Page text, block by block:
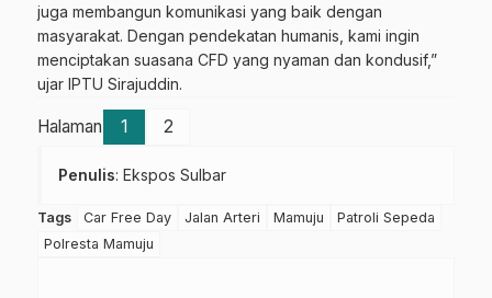
juga membangun komunikasi yang baik dengan
masyarakat. Dengan pendekatan humanis, kami ingin
menciptakan suasana CFD yang nyaman dan kondusif,”
ujar IPTU Sirajuddin.
Halaman 1 2
Penulis: Ekspos Sulbar
Tags Car Free Day Jalan Arteri Mamuju
Patroli Sepeda
Polresta Mamuju